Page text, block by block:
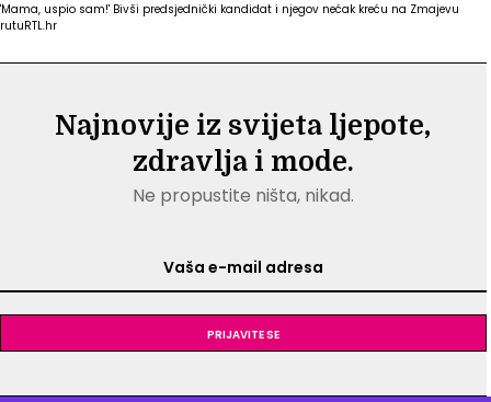
'Mama, uspio sam!' Bivši predsjednički kandidat i njegov nećak kreću na Zmajevu
rutuRTL.hr
Najnovije iz svijeta ljepote,
zdravlja i mode.
Ne propustite ništa, nikad.
Prijavite se